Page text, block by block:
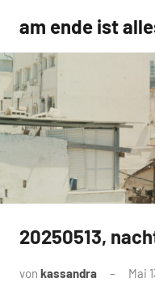
Inhalt
springen
am ende ist
Uncategorized
20250513,
von kassandra Mai